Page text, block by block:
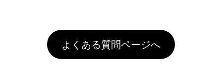
頂いても、ログインがされていなければ、ラン
クにカウントがされません。
害な性質で、水洗いで落とすことが可能です。
お手数ですが、お客様ご自身にて着用前に落と
していただけますようお願いいたします。※1
通常注文・直送機能でのご注文に関わらず、前
引」などによるお値引きで4,000円未満になる
場合は送料がかかりますので、ご注意くださ
い。
よくある質問ページへ